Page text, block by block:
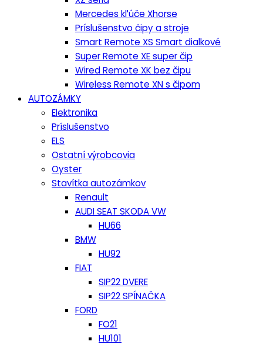
Mercedes kľúče Xhorse
Príslušenstvo čipy a stroje
Smart Remote XS Smart dialkové
Super Remote XE super čip
Wired Remote XK bez čipu
Wireless Remote XN s čipom
AUTOZÁMKY
Elektronika
Príslušenstvo
ELS
Ostatní výrobcovia
Oyster
Stavítka autozámkov
Renault
AUDI SEAT SKODA VW
HU66
BMW
HU92
FIAT
SIP22 DVERE
SIP22 SPÍNAČKA
FORD
FO21
HU101